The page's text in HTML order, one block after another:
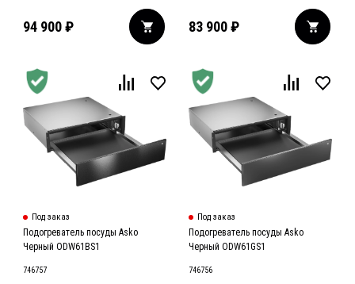
94 900₽ 83 900 ₽
Под заказ
Подогреватель посуды Asko
Черный ODW61BS1
746757
Под заказ
Подогреватель посуды Asko
Черный ODW61GS1
746756